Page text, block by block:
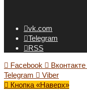
vk.com
Telegram
RSS
Facebook Вконтакте
Telegram
Viber
Кнопка «Наверх»